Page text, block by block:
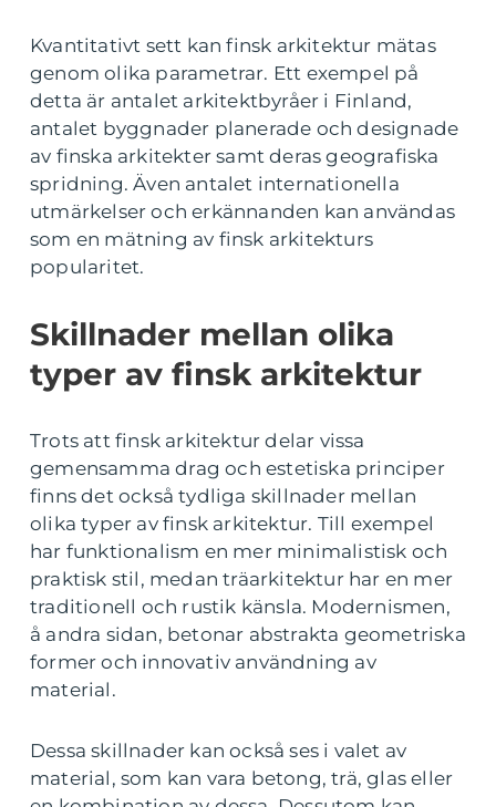
Kvantitativt sett kan finsk arkitektur mätas
genom olika parametrar. Ett exempel på
detta är antalet arkitektbyråer i Finland,
antalet byggnader planerade och designade
av finska arkitekter samt deras geografiska
spridning. Även antalet internationella
utmärkelser och erkännanden kan användas
som en mätning av finsk arkitekturs
popularitet.
Skillnader mellan olika
typer av finsk arkitektur
Trots att finsk arkitektur delar vissa
gemensamma drag och estetiska principer
finns det också tydliga skillnader mellan
olika typer av finsk arkitektur. Till exempel
har funktionalism en mer minimalistisk och
praktisk stil, medan träarkitektur har en mer
traditionell och rustik känsla. Modernismen,
å andra sidan, betonar abstrakta geometriska
former och innovativ användning av
material.
Dessa skillnader kan också ses i valet av
material, som kan vara betong, trä, glas eller